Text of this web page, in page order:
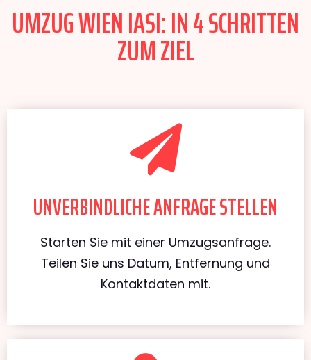
UMZUG WIEN IASI: IN 4 SCHRITTEN
ZUM ZIEL
UNVERBINDLICHE ANFRAGE STELLEN
Starten Sie mit einer Umzugsanfrage.
Teilen Sie uns Datum, Entfernung und
Kontaktdaten mit.